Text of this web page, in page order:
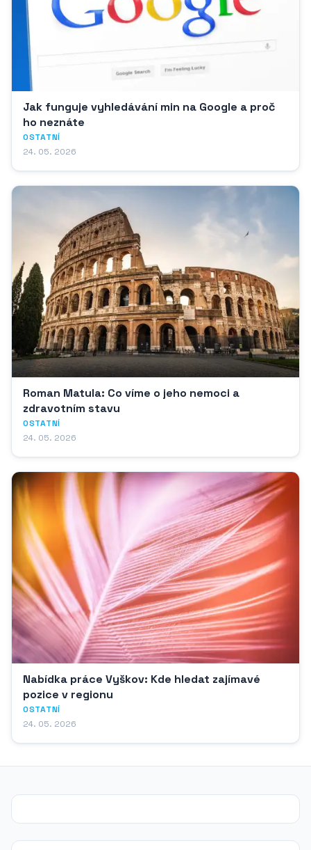
Jak funguje vyhledávání min na Google a proč
ho neznáte
OSTATNÍ
24. 05. 2026
Roman Matula: Co víme o jeho nemoci a
zdravotním stavu
OSTATNÍ
24. 05. 2026
Nabídka práce Vyškov: Kde hledat zajímavé
pozice v regionu
OSTATNÍ
24. 05. 2026